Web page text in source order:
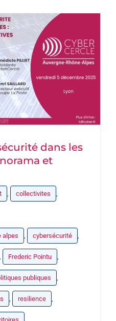
dans les
et
, collectivites ,
alpes , cybersécurité ,
, Frederic Pointu ,
publiques ,
, resilience ,